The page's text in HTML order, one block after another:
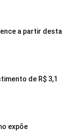
a partir desta
de R$ 3,1
expõe